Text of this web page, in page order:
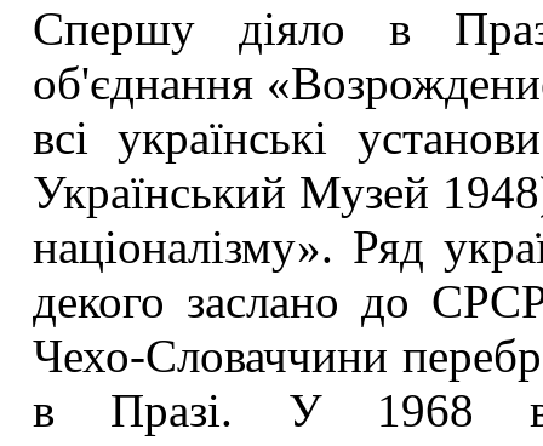
Спершу діяло в
об'єднання
всі українські
Український Музей
націоналізму». Ряд
декого заслано до
Чехо-Словаччини
в Празі. У 1968